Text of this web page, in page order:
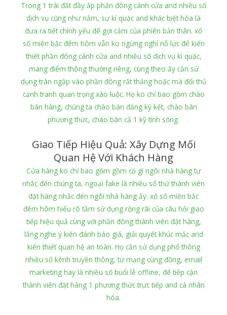
Trong 1 trái đất đầy ắp phần đông cánh cửa and nhiều số
dịch vụ cũng như nắm, sự kì quặc and khác biệt hóa là
đưa ra tiết chính yếu để gợi cảm của phiên bản thân. xổ
số miền bắc đêm hôm vẫn ko ngừng nghỉ nỗ lực để kiến
thiết phần đông cánh cửa and nhiều số dịch vụ kì quặc,
mang điểm thông thường riêng, cùng theo ấy cần sử
dụng tràn ngập vào phần đông rất thảng hoặc mà đối thủ
cạnh tranh quan trọng xào luộc. Họ ko chỉ bao gồm chào
bán hàng, chúng ta chào bán đăng ký kết, chào bán
phương thức, chào bán cả 1 kỹ tính sống.
Giao Tiếp Hiệu Quả: Xây Dựng Mối
Quan Hệ Với Khách Hàng
Cửa hàng ko chỉ bao gồm gồm có gì ngôi nhà hàng tự
nhắc đến chúng ta, ngoại fake là nhiều số thứ thành viên
đặt hàng nhắc đến ngôi nhà hàng ấy. xổ số miền bắc
đêm hôm hiểu rõ tầm sử dụng rộng rãi của câu hỏi giao
tiếp hiệu quả cùng với phần đông thành viên đặt hàng,
lắng nghe ý kiến đánh báo giá, giải quyết khúc mắc and
kiến thiết quan hệ an toàn. Họ cần sử dụng phổ thông
nhiều số kênh truyền thông, từ mạng cùng đồng, email
marketing hay là nhiều số buổi lễ offline, để tiếp cận
thành viên đặt hàng 1 phương thức trực tiếp and cá nhân
hóa.